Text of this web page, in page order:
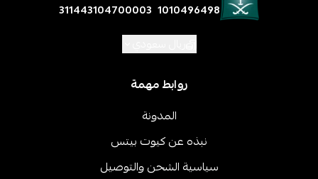
1010496498
311443104700003
روابط مهمة
المدونة
نبذه عن كيوت بيتس
سياسية الشحن والتوصيل